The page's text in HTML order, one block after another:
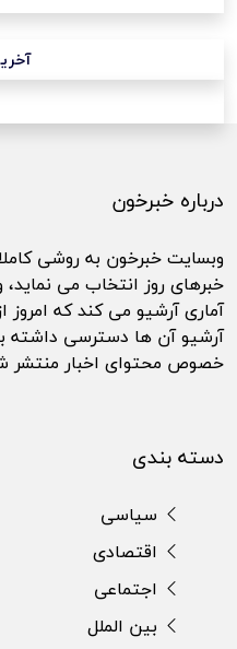
درباره خبرخون
وبسایت خبرخون به روشی
خبرهای روز انتخاب می
آماری آرشیو می کند که
آرشیو آن ها دسترسی داشته
خصوص محتوای اخبار منتشر
دسته بندی
سیاسی
اقتصادی
اجتماعی
بین الملل